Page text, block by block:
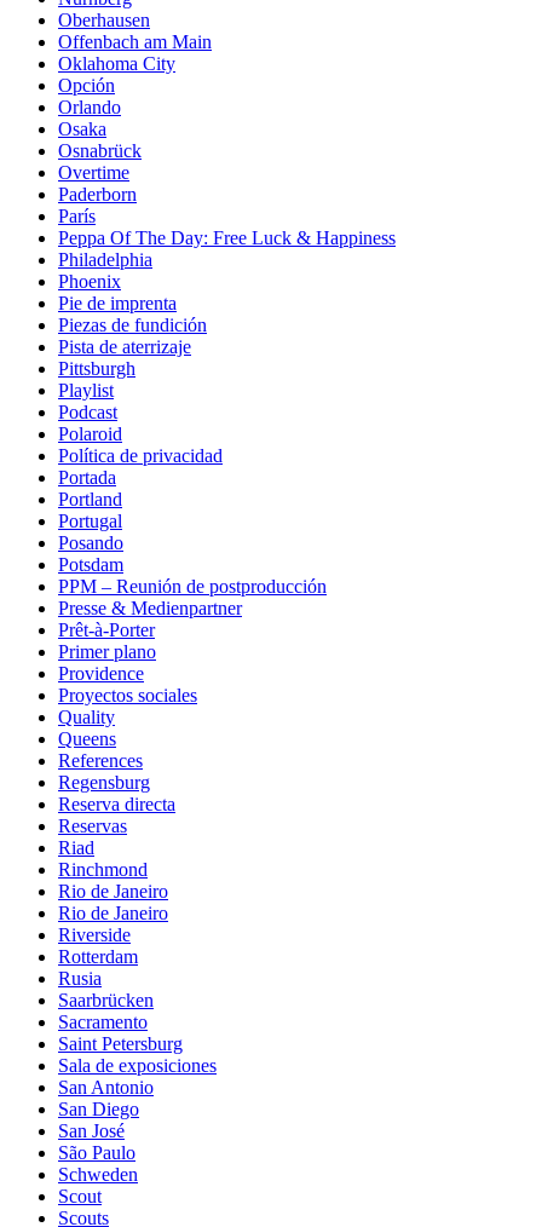
Oberhausen
Offenbach am Main
Oklahoma City
Opción
Orlando
Osaka
Osnabrück
Overtime
Paderborn
París
Peppa Of The Day: Free Luck & Happiness
Philadelphia
Phoenix
Pie de imprenta
Piezas de fundición
Pista de aterrizaje
Pittsburgh
Playlist
Podcast
Polaroid
Política de privacidad
Portada
Portland
Portugal
Posando
Potsdam
PPM – Reunión de postproducción
Presse & Medienpartner
Prêt-à-Porter
Primer plano
Providence
Proyectos sociales
Quality
Queens
References
Regensburg
Reserva directa
Reservas
Riad
Rinchmond
Rio de Janeiro
Rio de Janeiro
Riverside
Rotterdam
Rusia
Saarbrücken
Sacramento
Saint Petersburg
Sala de exposiciones
San Antonio
San Diego
San José
São Paulo
Schweden
Scout
Scouts